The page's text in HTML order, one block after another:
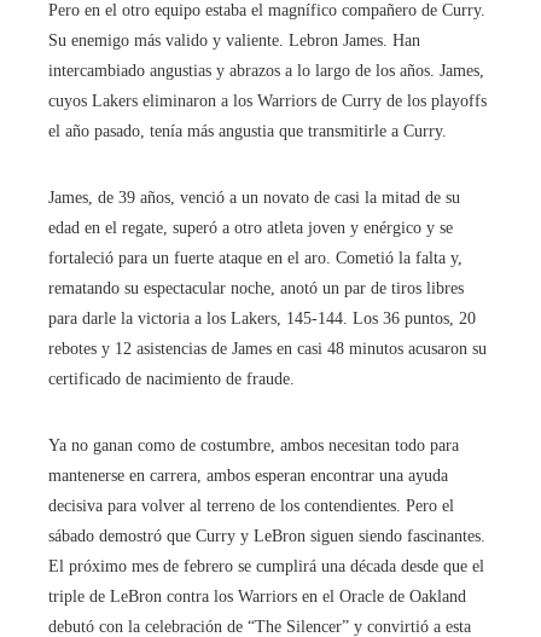
Pero en el otro equipo estaba el magnífico compañero de Curry.
Su enemigo más valido y valiente. Lebron James. Han
intercambiado angustias y abrazos a lo largo de los años. James,
cuyos Lakers eliminaron a los Warriors de Curry de los playoffs
el año pasado, tenía más angustia que transmitirle a Curry.
James, de 39 años, venció a un novato de casi la mitad de su
edad en el regate, superó a otro atleta joven y enérgico y se
fortaleció para un fuerte ataque en el aro. Cometió la falta y,
rematando su espectacular noche, anotó un par de tiros libres
para darle la victoria a los Lakers, 145-144. Los 36 puntos, 20
rebotes y 12 asistencias de James en casi 48 minutos acusaron su
certificado de nacimiento de fraude.
Ya no ganan como de costumbre, ambos necesitan todo para
mantenerse en carrera, ambos esperan encontrar una ayuda
decisiva para volver al terreno de los contendientes. Pero el
sábado demostró que Curry y LeBron siguen siendo fascinantes.
El próximo mes de febrero se cumplirá una década desde que el
triple de LeBron contra los Warriors en el Oracle de Oakland
debutó con la celebración de “The Silencer” y convirtió a esta